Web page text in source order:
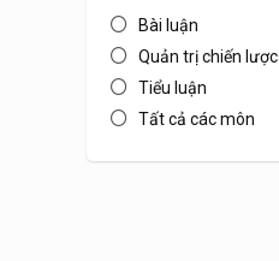
Bài luận
Quản trị chiến lược
Tiểu luận
Tất cả các môn